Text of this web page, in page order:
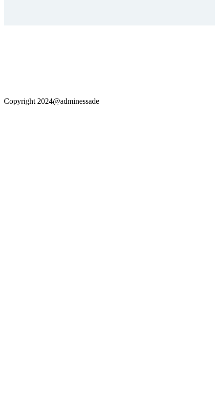
Copyright 2024@adminessade